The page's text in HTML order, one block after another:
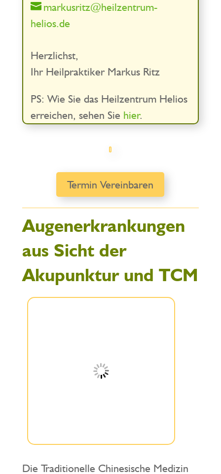
markusritz@heilzentrum-
helios.de
Herzlichst,
Ihr Heilpraktiker Markus Ritz
PS: Wie Sie das Heilzentrum Helios
erreichen, sehen Sie hier.
Termin Vereinbaren
Augenerkrankungen
aus Sicht der
Akupunktur und TCM
Die Traditionelle Chinesische Medizin